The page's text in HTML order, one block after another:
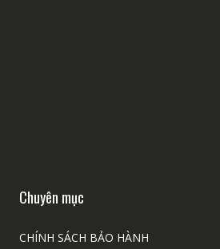
Chuyên mục
CHÍNH SÁCH BẢO HÀNH